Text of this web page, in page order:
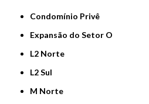
Condomínio Privê
Expansão do Setor O
L2 Norte
L2 Sul
M Norte